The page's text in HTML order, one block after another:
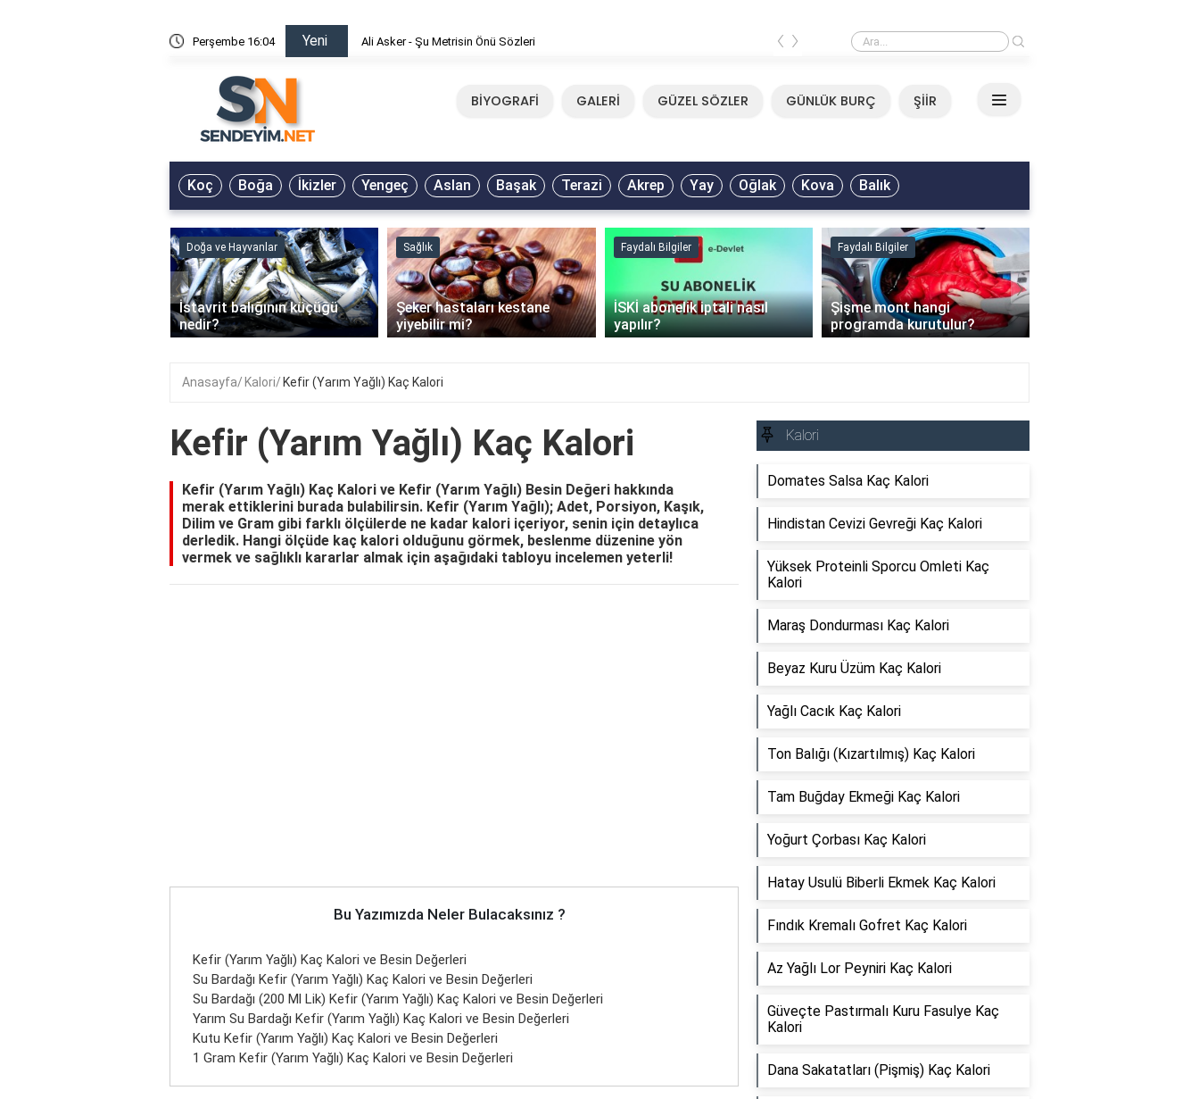
Perşembe 16:04 Yeni Ali Asker - Şu Metrisin Önü Sözleri Mirkelam - Tavla Sözleri
‹ ›
BİYOGRAFİ GALERİ GÜZEL SÖZLER GÜNLÜK BURÇ ŞİİR
Koç Boğa İkizler Yengeç Aslan Başak Terazi Akrep Yay Oğlak Kova Balık
Doğa ve Hayvanlar
İstavrit balığının küçüğü
nedir?
Sağlık
Şeker hastaları kestane
yiyebilir mi?
Faydalı Bilgiler
İSKİ abonelik iptali nasıl
yapılır?
Faydalı Bilgiler
Şişme mont hangi
programda kurutulur?
‹ ›
Anasayfa Kalori Kefir (Yarım Yağlı) Kaç Kalori
Kefir (Yarım Yağlı) Kaç Kalori
Kefir (Yarım Yağlı) Kaç Kalori ve Kefir (Yarım Yağlı) Besin Değeri hakkında
merak ettiklerini burada bulabilirsin. Kefir (Yarım Yağlı); Adet, Porsiyon, Kaşık,
Dilim ve Gram gibi farklı ölçülerde ne kadar kalori içeriyor, senin için detaylıca
derledik. Hangi ölçüde kaç kalori olduğunu görmek, beslenme düzenine yön
vermek ve sağlıklı kararlar almak için aşağıdaki tabloyu incelemen yeterli!
Bu Yazımızda Neler Bulacaksınız ?
Kefir (Yarım Yağlı) Kaç Kalori ve Besin Değerleri
Su Bardağı Kefir (Yarım Yağlı) Kaç Kalori ve Besin Değerleri
Su Bardağı (200 Ml Lik) Kefir (Yarım Yağlı) Kaç Kalori ve Besin Değerleri
Yarım Su Bardağı Kefir (Yarım Yağlı) Kaç Kalori ve Besin Değerleri
Kutu Kefir (Yarım Yağlı) Kaç Kalori ve Besin Değerleri
1 Gram Kefir (Yarım Yağlı) Kaç Kalori ve Besin Değerleri
Kalori
Domates Salsa Kaç Kalori
Hindistan Cevizi Gevreği Kaç Kalori
Yüksek Proteinli Sporcu Omleti Kaç
Kalori
Maraş Dondurması Kaç Kalori
Beyaz Kuru Üzüm Kaç Kalori
Yağlı Cacık Kaç Kalori
Ton Balığı (Kızartılmış) Kaç Kalori
Tam Buğday Ekmeği Kaç Kalori
Yoğurt Çorbası Kaç Kalori
Hatay Usulü Biberli Ekmek Kaç Kalori
Fındık Kremalı Gofret Kaç Kalori
Az Yağlı Lor Peyniri Kaç Kalori
Güveçte Pastırmalı Kuru Fasulye Kaç
Kalori
Dana Sakatatları (Pişmiş) Kaç Kalori